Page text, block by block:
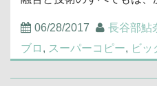
06/28/2017 長谷部鮎
ブロ , スーパーコピー, ビッ